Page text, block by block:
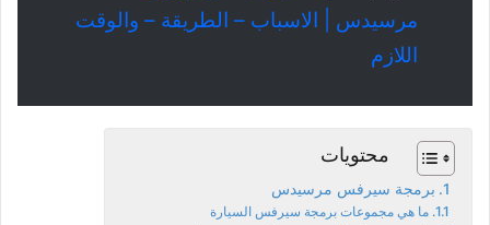
مرسيدس | الاسباب – الطريقة – والوقت
اللازم
محتويات
برمجة سيرفس مرسيدس
ما هي مجموعات برمجة سيرفس السيارة